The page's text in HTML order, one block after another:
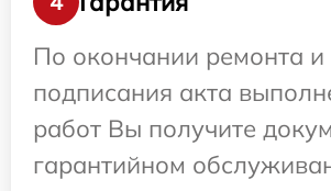
По окончании ремонта и
подписания акта
работ Вы получите
гарантийном